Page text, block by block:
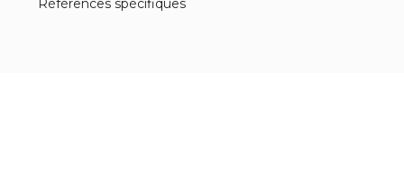
Références spécifiques